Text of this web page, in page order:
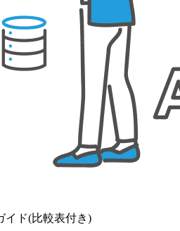
イド(比較表付き)